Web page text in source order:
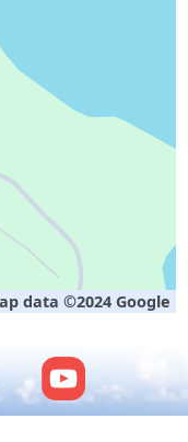
乘艦人員4
，海軍軍官
二十八珊
分之一公
的砲管建立高
明治44年(1
櫃蛇頭山上，
data ©2024 Google